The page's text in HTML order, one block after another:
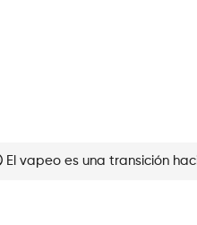
El vapeo es una transición